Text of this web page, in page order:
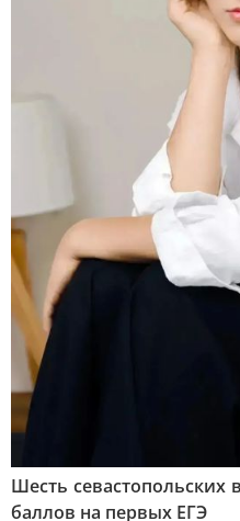
Шесть севастопольских
баллов на первых ЕГЭ